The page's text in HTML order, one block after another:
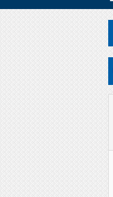
0 voto(s) - 0 Media
1
2
3
4
5